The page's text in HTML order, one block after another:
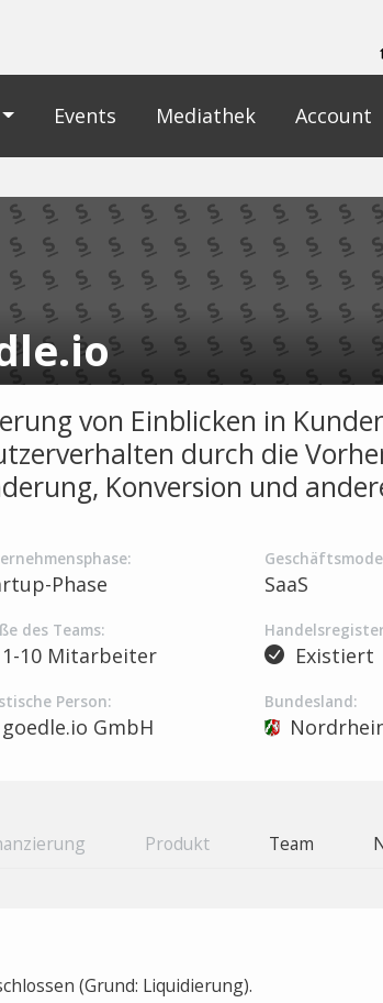
Events Mediathek Account
von Einblicken in
durch die
Konversion und
Phase SaaS
des Teams:
1-10 Mitarbeiter Existiert
Person:
goedle.io GmbH
Bundesland:
Produkt Team
(Grund: Liquidierung).